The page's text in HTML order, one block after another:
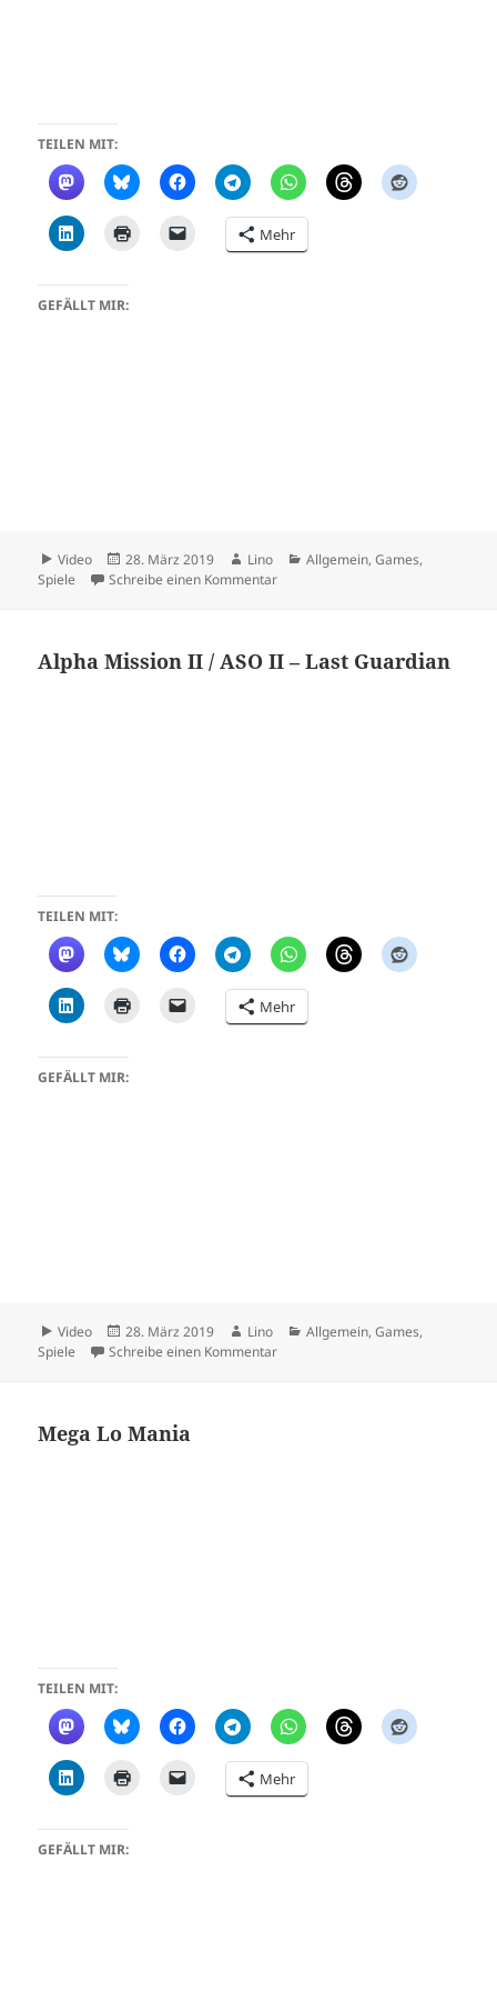
TEILEN MIT:
Mehr
GEFÄLLT MIR:
Format
Video
Veröffentlicht
am
28. März 2019 Autor
Lino Kategorien
Allgemein,Games,
Spiele
Schreibe einen Kommentarzu Crash Bandicoot
Alpha Mission II / ASO II – Last Guardian
TEILEN MIT:
Mehr
GEFÄLLT MIR:
Format
Video
Veröffentlicht
am
28. März 2019 Autor
Lino Kategorien
Allgemein,Games,
Spiele
Schreibe einen Kommentarzu Alpha Mission II / ASO II – Last
Mega Lo Mania
TEILEN MIT:
Mehr
GEFÄLLT MIR: